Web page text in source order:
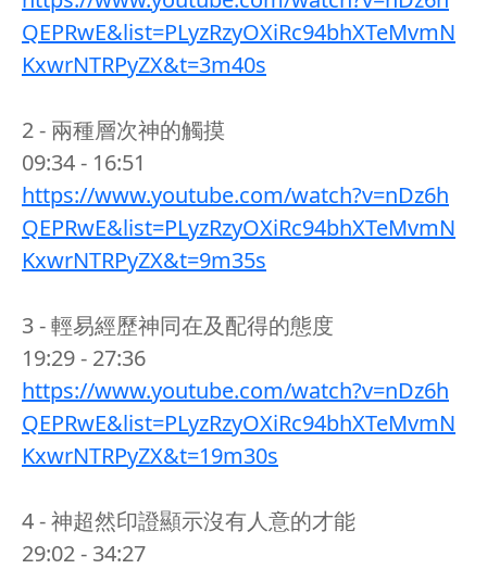
QEPRwE&list=PLyzRzyOXiRc94bhXTeMvmN
KxwrNTRPyZX&t=3m40s
2 - 兩種層次神的觸摸
09:34 - 16:51
https://www.youtube.com/watch?v=nDz6h
QEPRwE&list=PLyzRzyOXiRc94bhXTeMvmN
KxwrNTRPyZX&t=9m35s
3 - 輕易經歷神同在及配得的態度
19:29 - 27:36
https://www.youtube.com/watch?v=nDz6h
QEPRwE&list=PLyzRzyOXiRc94bhXTeMvmN
KxwrNTRPyZX&t=19m30s
4 - 神超然印證顯示沒有人意的才能
29:02 - 34:27